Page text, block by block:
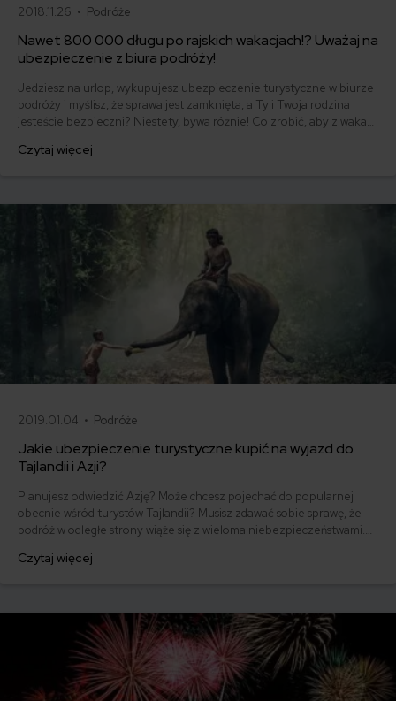
2018.11.26 • Podróże
Nawet 800 000 długu po rajskich wakacjach!? Uważaj na
ubezpieczenie z biura podróży!
Jedziesz na urlop, wykupujesz ubezpieczenie turystyczne w biurze
podróży i myślisz, że sprawa jest zamknięta, a Ty i Twoja rodzina
jesteście bezpieczni? Niestety, bywa różnie! Co zrobić, aby z wakacji
Czytaj więcej
2019.01.04 • Podróże
Jakie ubezpieczenie turystyczne kupić na wyjazd do
Tajlandii i Azji?
Planujesz odwiedzić Azję? Może chcesz pojechać do popularnej
obecnie wśród turystów Tajlandii? Musisz zdawać sobie sprawę, że
podróż w odległe strony wiąże się z wieloma niebezpieczeństwami.
takiej wyprawie. Na co zwrócić szczególną uwagę, wybierając
Czytaj więcej